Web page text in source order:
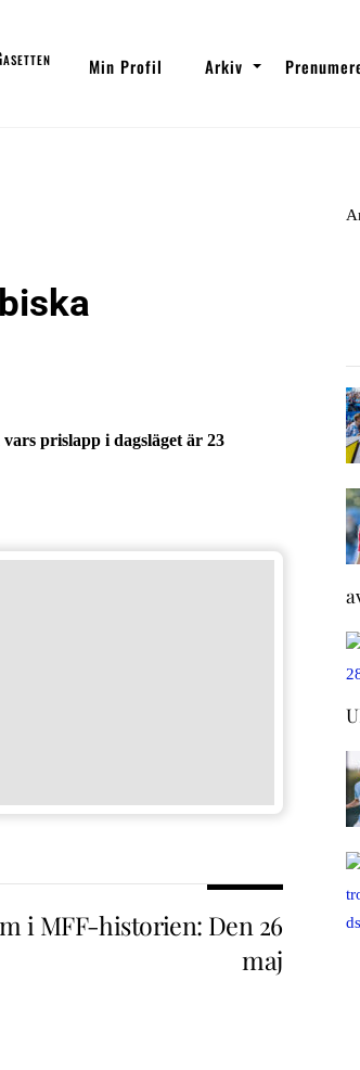
Min Profil Arkiv
prislapp i dagsläget är 23
i MFF-historien: Den 26
maj